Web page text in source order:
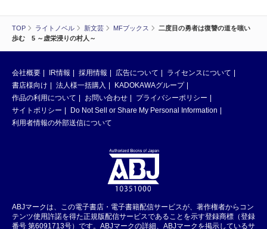
TOP ライトノベル 新文芸 MFブックス
二度目の勇者は復讐の道を嗤い
歩む 5 ～虚栄浸りの村人～
会社概要 IR情報 採用情報 広告について
ライセンスについて
書店様向け
法人様一括購入
KADOKAWAグループ
作品の利用について
お問い合わせ
プライバシーポリシー
サイトポリシー
Do Not Sell or Share My Personal Information
利用者情報の外部送信について
ABJマークは、この電子書店・電子書籍配信サービスが、著作権者からコン
テンツ使用許諾を得た正規版配信サービスであることを示す登録商標（登録
番号 第6091713号）です。ABJマークの詳細、ABJマークを掲示しているサ